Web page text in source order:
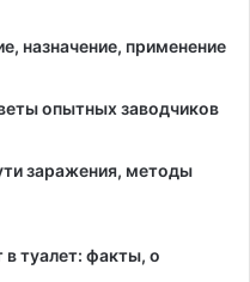
назначение, применение
опытных заводчиков
заражения, методы
в туалет: факты, о